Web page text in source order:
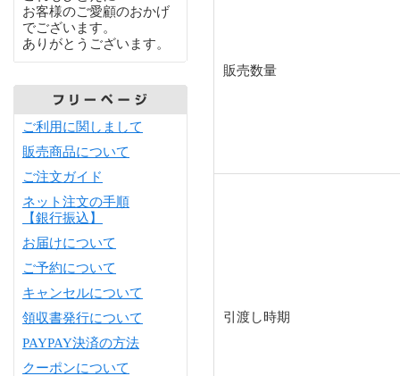
お客様のご愛顧のおかげ
でございます。
ありがとうございます。
ご利用に関しまして
販売商品について
ご注文ガイド
ネット注文の手順
【銀行振込】
お届けについて
ご予約について
キャンセルについて
領収書発行について
PAYPAY決済の方法
クーポンについて
販売数量
引渡し時期